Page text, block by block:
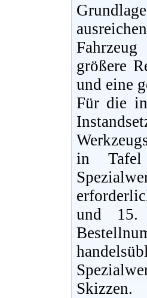
größere
und eine
Für die in
in Tafel
und 15.
Skizzen.